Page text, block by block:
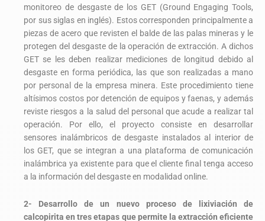
monitoreo de desgaste de los GET (Ground Engaging Tools,
por sus siglas en inglés). Estos corresponden principalmente a
piezas de acero que revisten el balde de las palas mineras y le
protegen del desgaste de la operación de extracción. A dichos
GET se les deben realizar mediciones de longitud debido al
desgaste en forma periódica, las que son realizadas a mano
por personal de la empresa minera. Este procedimiento tiene
altísimos costos por detención de equipos y faenas, y además
reviste riesgos a la salud del personal que acude a realizar tal
operación. Por ello, el proyecto consiste en desarrollar
sensores inalámbricos de desgaste instalados al interior de
los GET, que se integran a una plataforma de comunicación
inalámbrica ya existente para que el cliente final tenga acceso
a la información del desgaste en modalidad online.
2- Desarrollo de un nuevo proceso de lixiviación de
calcopirita en tres etapas que permite la extracción eficiente